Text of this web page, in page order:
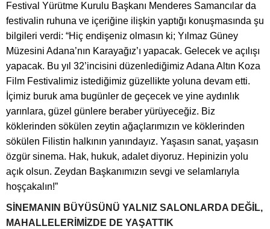
Festival Yürütme Kurulu Başkanı Menderes Samancılar da
festivalin ruhuna ve içeriğine ilişkin yaptığı konuşmasında şu
bilgileri verdi: “Hiç endişeniz olmasın ki; Yılmaz Güney
Müzesini Adana’nın Karayağız’ı yapacak. Gelecek ve açılışı
yapacak. Bu yıl 32’incisini düzenlediğimiz Adana Altın Koza
Film Festivalimiz istediğimiz güzellikte yoluna devam etti.
İçimiz buruk ama bugünler de geçecek ve yine aydınlık
yarınlara, güzel günlere beraber yürüyeceğiz. Biz
köklerinden sökülen zeytin ağaçlarımızın ve köklerinden
sökülen Filistin halkının yanındayız. Yaşasın sanat, yaşasın
özgür sinema. Hak, hukuk, adalet diyoruz. Hepinizin yolu
açık olsun. Zeydan Başkanımızın sevgi ve selamlarıyla
hoşçakalın!”
SİNEMANIN BÜYÜSÜNÜ YALNIZ SALONLARDA DEĞİL,
MAHALLELERİMİZDE DE YAŞATTIK